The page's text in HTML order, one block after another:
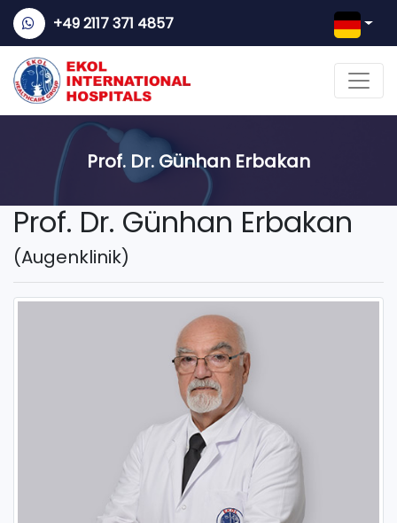
+49 2117 371 4857
Prof. Dr. Günhan Erbakan
Prof. Dr. Günhan Erbakan
(Augenklinik)